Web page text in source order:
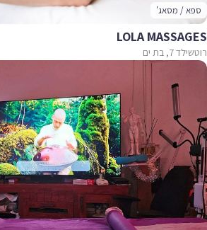
ספא / מסאג'
LOLA MASSAGES
רוטשילד 7, בת ים